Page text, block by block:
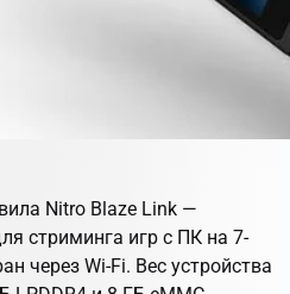
Nitro Blaze Link —
стриминга игр с ПК на 7-
через Wi-Fi. Вес устройства